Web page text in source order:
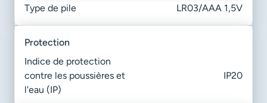
Type de pile
LR03/AAA 1,5V
protection
Indice de protection
contre les poussières et
l'eau (IP)
IP20